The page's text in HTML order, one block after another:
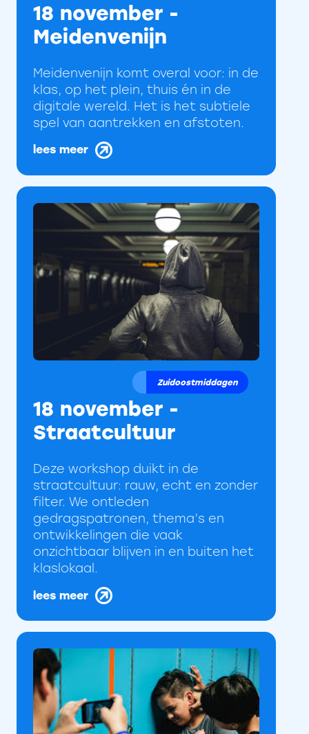
18 november -
Meidenvenijn
Meidenvenijn komt overal voor: in de
klas, op het plein, thuis én in de
digitale wereld. Het is het subtiele
spel van aantrekken en afstoten.
lees meer
Zuidoostmiddagen
18 november -
Straatcultuur
Deze workshop duikt in de
straatcultuur: rauw, echt en zonder
filter. We ontleden
gedragspatronen, thema’s en
ontwikkelingen die vaak
onzichtbaar blijven in en buiten het
klaslokaal.
lees meer